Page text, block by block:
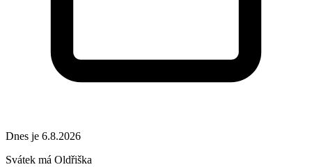
Dnes je 6.8.2026
Svátek má Oldřiška